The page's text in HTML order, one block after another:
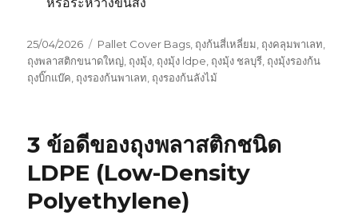
Posted
on
25/04/2026 Tags
Pallet Cover Bags ถุงก้นสี่เหลี่ยม ถุงคลุมพาเลท
ถุงพลาสติกขนาดใหญ่ ถุงมุ้ง ถุงมุ้ง ldpe ถุงมุ้ง ชลบุรี ถุงมุ้งรองก้น
ถุงบิ๊กแบ๊ค ถุงรองก้นพาเลท ถุงรองก้นลังไม้
3 ข้อดีของถุงพลาสติกชนิด
LDPE (Low-Density
Polyethylene)